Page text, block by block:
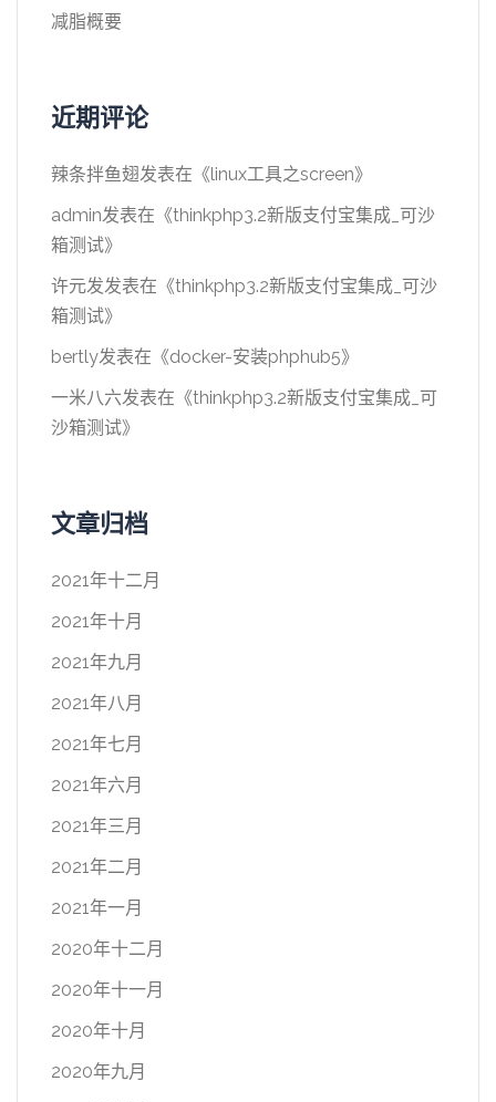
减脂概要
近期评论
辣条拌鱼翅发表在《linux工具之screen》
admin发表在《thinkphp3.2新版支付宝集成_可沙
箱测试》
许元发发表在《thinkphp3.2新版支付宝集成_可沙
箱测试》
bertly发表在《docker-安装phphub5》
一米八六发表在《thinkphp3.2新版支付宝集成_可
沙箱测试》
文章归档
2021年十二月
2021年十月
2021年九月
2021年八月
2021年七月
2021年六月
2021年三月
2021年二月
2021年一月
2020年十二月
2020年十一月
2020年十月
2020年九月